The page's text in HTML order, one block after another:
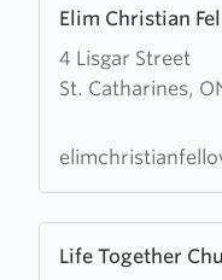
Elim Christian
4 Lisgar Street
St. Catharines,
more
about
Elim
Fellowship
Life Together
more